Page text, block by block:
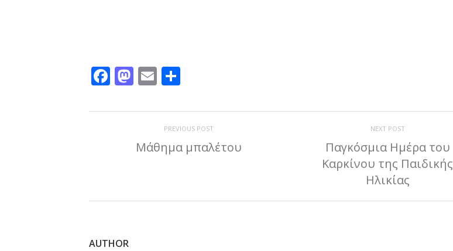
Facebook
Mastodon
Email
PREVIOUS POST
Μάθημα μπαλέτου
NEXT POST
Παγκόσμια Ημέρα του
Καρκίνου της Παιδικής
Ηλικίας
AUTHOR